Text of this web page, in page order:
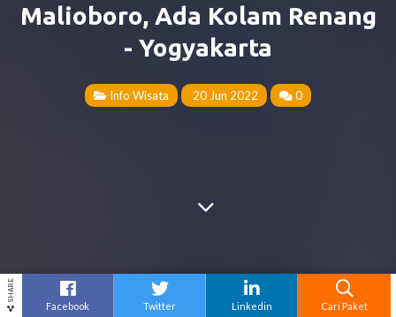
SHARE
Facebook Twitter Linkedin Cari Paket
Malioboro, Ada Kolam Renang
- Yogyakarta
Info Wisata 20 Jun 2022 0